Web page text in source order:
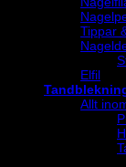
Tippar
Elfil
Allt